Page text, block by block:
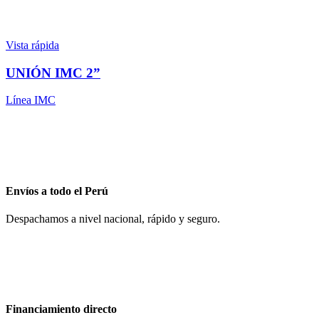
Vista rápida
UNIÓN IMC 2”
Línea IMC
Envíos a todo el Perú
Despachamos a nivel nacional, rápido y seguro.
Financiamiento directo